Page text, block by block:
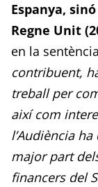
Espanya,
Regne Unit
en la
contribuent,
treball per
així com
l’Audiència
major part
financers del